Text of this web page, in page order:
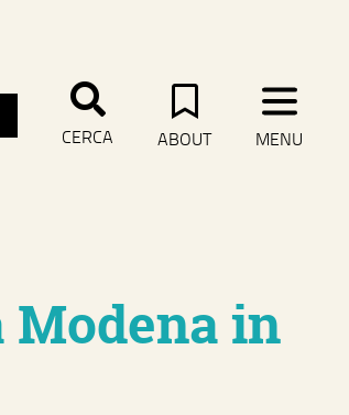
CERCA ABOUT MENU
in